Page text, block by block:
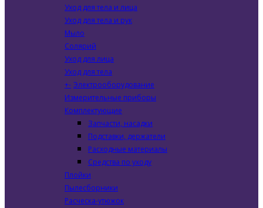
Уход для тела и лица
Уход для тела и рук
Мыло
Солярий
Уход для лица
Уход для тела
+- Электрооборудование
Измерительные приборы
Комплектующие
Запчасти, насадки
Подставки, держатели
Расходные материалы
Средства по уходу
Плойки
Пылесборники
Расческа-утюжок